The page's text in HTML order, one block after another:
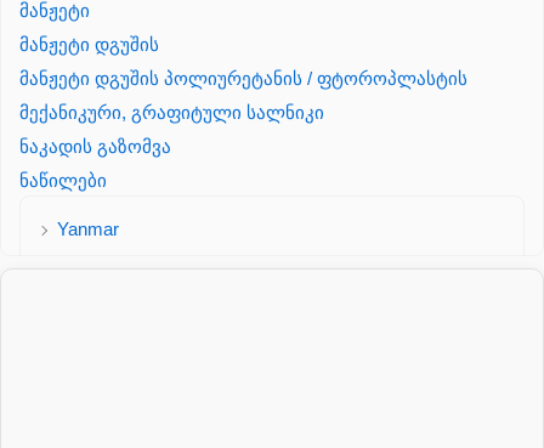
მანჟეტი
მანჟეტი დგუშის
მანჟეტი დგუშის პოლიურეტანის / ფტოროპლასტის
მექანიკური, გრაფიტული სალნიკი
ნაკადის გაზომვა
ნაწილები
Yanmar